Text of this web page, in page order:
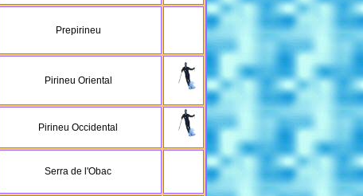
Prepirineu
Pirineu Oriental
Pirineu Occidental
Serra de l'Obac